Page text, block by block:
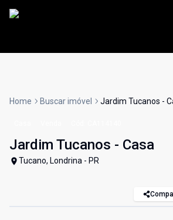
Home Buscar imóvel Jardim Tucanos -
Jardim Tucanos - Casa
Tucano, Londrina - PR